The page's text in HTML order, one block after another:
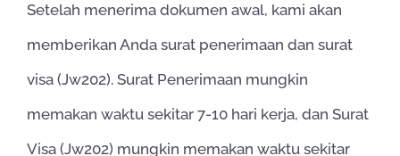
Setelah menerima dokumen awal, kami akan
memberikan Anda surat penerimaan dan surat
visa (Jw202). Surat Penerimaan mungkin
memakan waktu sekitar 7-10 hari kerja, dan Surat
Visa (Jw202) mungkin memakan waktu sekitar